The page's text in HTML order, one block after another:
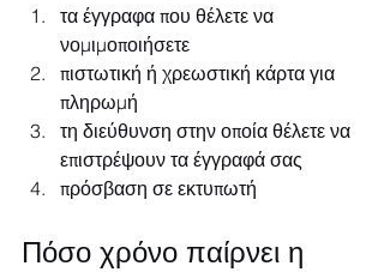
τα έγγραφα που θέλετε να
νομιμοποιήσετε
πιστωτική ή χρεωστική κάρτα για
πληρωμή
τη διεύθυνση στην οποία θέλετε να
επιστρέψουν τα έγγραφά σας
πρόσβαση σε εκτυπωτή
Πόσο χρόνο παίρνει η